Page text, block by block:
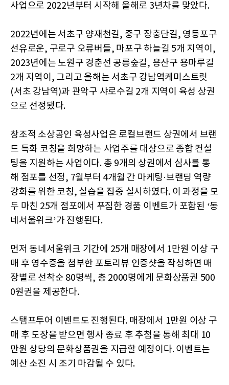
사업으로 2022년부터 시작해 올해로 3년차를 맞았다.
2022년에는 서초구 양재천길, 중구 장충단길, 영등포구
선유로운, 구로구 오류버들, 마포구 하늘길 5개 지역이,
2023년에는 노원구 경춘선 공릉숲길, 용산구 용마루길
2개 지역이, 그리고 올해는 서초구 강남역케미스트릿
(서초 강남역)과 관악구 샤로수길 2개 지역이 육성 상권
으로 선정됐다.
창조적 소상공인 육성사업은 로컬브랜드 상권에서 브랜
드 특화 코칭을 희망하는 사업주를 대상으로 종합 컨설
팅을 지원하는 사업이다. 총 9개의 상권에서 심사를 통
해 점포를 선정, 7월부터 4개월 간 마케팅·브랜딩 역량
강화를 위한 코칭, 실습을 집중 실시하였다. 이 과정을 모
두 마친 25개 점포에서 푸짐한 경품 이벤트가 포함된 ‘동
네서울위크’가 진행된다.
먼저 동네서울위크 기간에 25개 매장에서 1만원 이상 구
매 후 영수증을 첨부한 포토리뷰 인증샷을 작성하면 매
장별로 선착순 80명씩, 총 2000명에게 문화상품권 500
0원권을 제공한다.
스탬프투어 이벤트도 진행된다. 매장에서 1만원 이상 구
매 후 도장을 받으면 행사 종료 후 추첨을 통해 최대 10
만원 상당의 문화상품권을 지급할 예정이다. 이벤트는
예산 소진 시 조기 마감될 수 있다.